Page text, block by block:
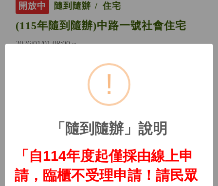
開放中 隨到隨辦 住宅
(115年隨到隨辦)中路一號社會住宅
2026/01/01 08:00 ~
隨到隨辦 住宅
(115年隨到隨辦)中路二號社會住宅
(115年隨到隨辦)中路三號社會住宅
2026/01/01 08:00 ~
!
「隨到隨辦」說明
「自114年度起僅採由線上申
請，臨櫃不受理申請！請民眾